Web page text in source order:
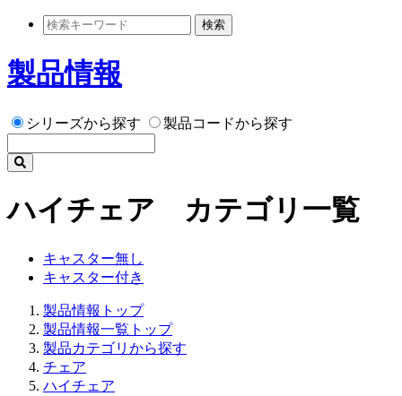
検索
製品情報
シリーズから探す 製品コードから探す
ハイチェア カテゴリ一覧
キャスター無し
キャスター付き
製品情報トップ
製品情報一覧トップ
製品カテゴリから探す
チェア
ハイチェア